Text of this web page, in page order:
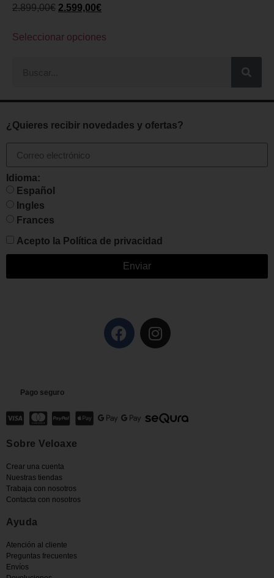
2.899,00€ 2.599,00€
Seleccionar opciones
¿Quieres recibir novedades y ofertas?
Idioma:
Español
Ingles
Frances
Acepto la Política de privacidad
Enviar
Pago seguro
Sobre Veloaxe
Crear una cuenta
Nuestras tiendas
Trabaja con nosotros
Contacta con nosotros
Ayuda
Atención al cliente
Preguntas frecuentes
Envíos